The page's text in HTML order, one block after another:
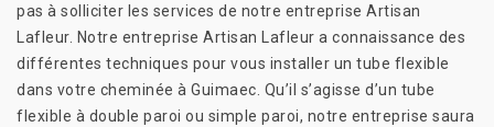
pas à solliciter les services de notre entreprise Artisan
Lafleur. Notre entreprise Artisan Lafleur a connaissance des
différentes techniques pour vous installer un tube flexible
dans votre cheminée à Guimaec. Qu’il s’agisse d’un tube
flexible à double paroi ou simple paroi, notre entreprise saura